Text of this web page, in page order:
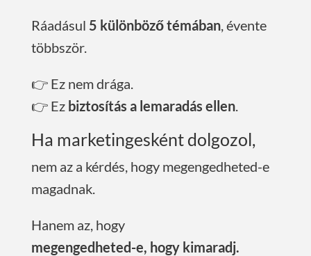
Ráadásul 5 különböző témában, évente
többször.
👉 Ez nem drága.
👉 Ez biztosítás a lemaradás ellen.
Ha marketingesként dolgozol,
nem az a kérdés, hogy megengedheted-e
magadnak.
Hanem az, hogy
megengedheted-e, hogy kimaradj.